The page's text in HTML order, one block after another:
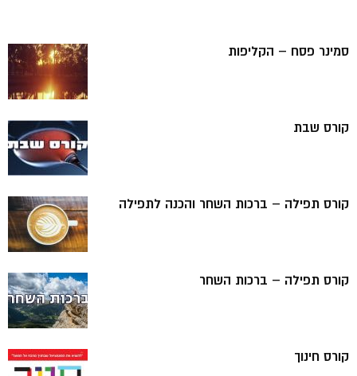
סמינר פסח – הקליפות
קורס שבת
קורס תפילה – ברכות השחר והכנה לתפילה
קורס תפילה – ברכות השחר
קורס חינוך